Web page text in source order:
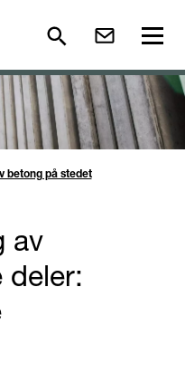
betong på stedet
av
deler: